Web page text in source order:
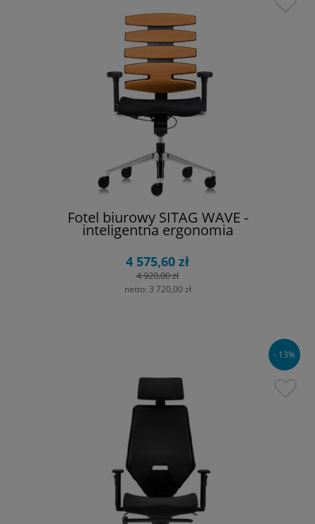
Fotel biurowy SITAG WAVE -
inteligentna ergonomia
4 575,60 zł
4 920,00 zł
netto: 3 720,00 zł
- 13%